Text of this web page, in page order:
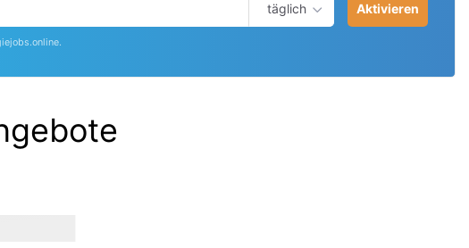
täglich Aktivieren